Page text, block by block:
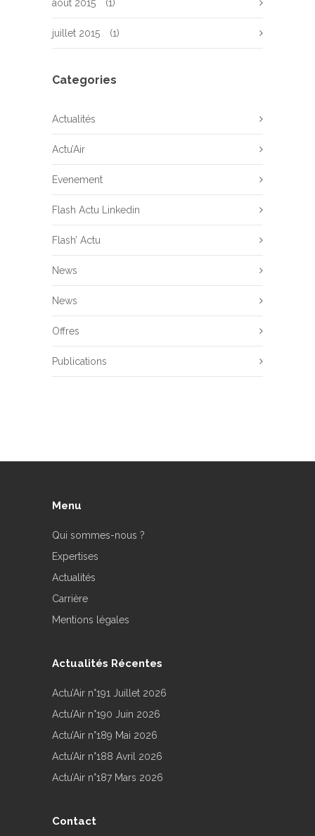
août 2015 (1)
juillet 2015 (1)
Categories
Actualités
Actu’Air
Evenement
Flash Actu Linkedin
Flash’ Actu
News
News
Offres
Publications
Menu
Qui sommes-nous ?
Expertises
Actualités
Carrière
Mentions légales
Actualités Récentes
Actu’Air n°191 Juillet 2026
Actu’Air n°190 Juin 2026
Actu’Air n°189 Mai 2026
Actu’Air n°188 Avril 2026
Actu’Air n°187 Mars 2026
Contact